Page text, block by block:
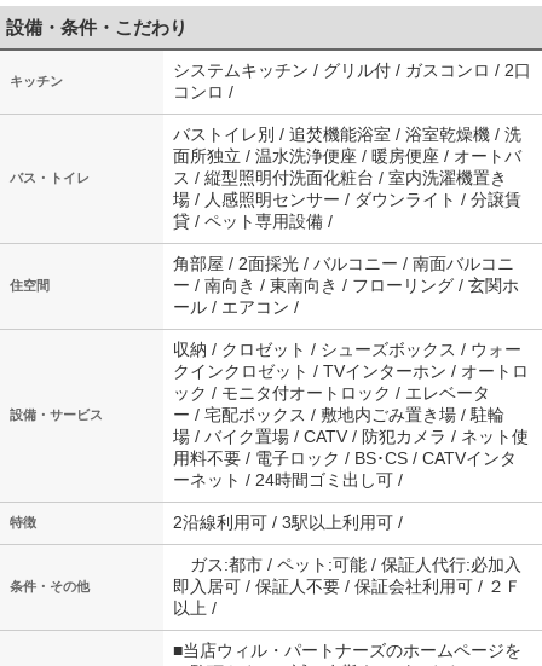
設備・条件・こだわり
キッチン
システムキッチン / グリル付 / ガスコンロ / 2口
コンロ /
バス・トイレ
バストイレ別 / 追焚機能浴室 / 浴室乾燥機 / 洗
面所独立 / 温水洗浄便座 / 暖房便座 / オートバ
ス / 縦型照明付洗面化粧台 / 室内洗濯機置き
場 / 人感照明センサー / ダウンライト / 分譲賃
貸 / ペット専用設備 /
住空間
角部屋 / 2面採光 / バルコニー / 南面バルコニ
ー / 南向き / 東南向き / フローリング / 玄関ホ
ール / エアコン /
設備・サービス
収納 / クロゼット / シューズボックス / ウォー
クインクロゼット / TVインターホン / オートロ
ック / モニタ付オートロック / エレベータ
ー / 宅配ボックス / 敷地内ごみ置き場 / 駐輪
場 / バイク置場 / CATV / 防犯カメラ / ネット使
用料不要 / 電子ロック / BS･CS / CATVインタ
ーネット / 24時間ゴミ出し可 /
特徴 2沿線利用可 / 3駅以上利用可 /
条件・その他
ガス:都市 / ペット:可能 / 保証人代行:必加入
即入居可 / 保証人不要 / 保証会社利用可 / ２Ｆ
以上 /
■当店ウィル・パートナーズのホームページを